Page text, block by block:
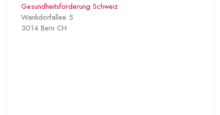
Gesundheitsförderung Schweiz
Wankdorfallee 5
3014 Bern CH